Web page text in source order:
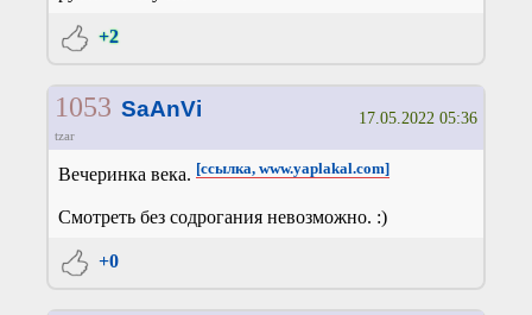
+2
1053 SaAnVi
tzar
17.05.2022 05:36
Вечеринка века. [ссылка, www.yaplakal.com]
Смотреть без содрогания невозможно. :)
+0